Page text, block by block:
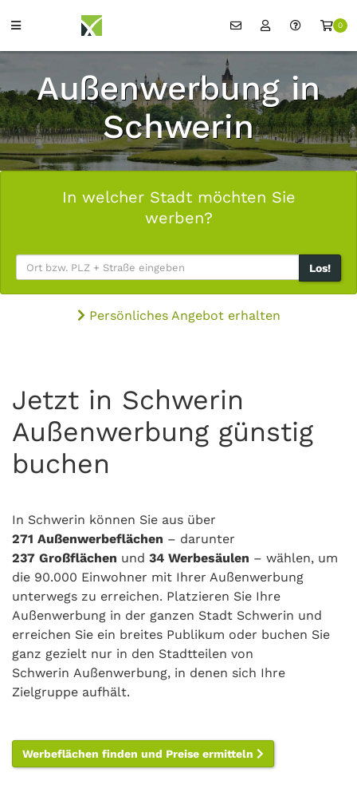
0
Außenwerbung in
Schwerin
In welcher Stadt möchten Sie
werben?
Los!
Persönliches Angebot erhalten
Jetzt in Schwerin
Außenwerbung günstig
buchen
In Schwerin können Sie aus über
271 Außenwerbeflächen – darunter
237 Großflächen und 34 Werbesäulen – wählen, um
die 90.000 Einwohner mit Ihrer Außenwerbung
unterwegs zu erreichen. Platzieren Sie Ihre
Außenwerbung in der ganzen Stadt Schwerin und
erreichen Sie ein breites Publikum oder buchen Sie
ganz gezielt nur in den Stadtteilen von
Schwerin Außenwerbung, in denen sich Ihre
Zielgruppe aufhält.
Werbeflächen finden und Preise ermitteln